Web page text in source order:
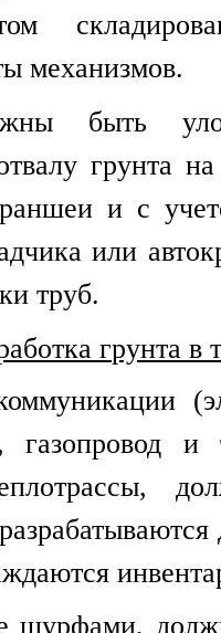
механизмов.
быть
грунта
и с
или
труб.
грунта в
газопровод
шурфами,